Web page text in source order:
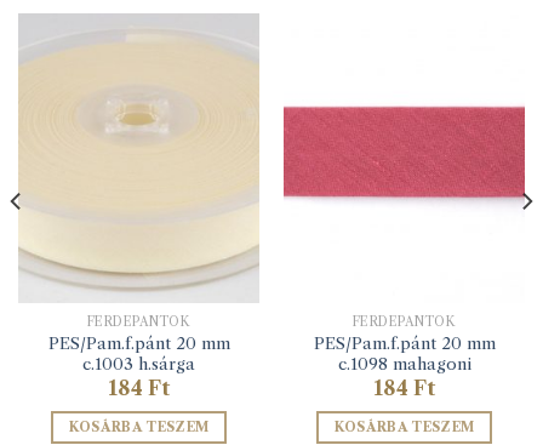
FERDEPÁNTOK
PES/Pam.f.pánt 20 mm
c.1003 h.sárga
184 Ft
KOSÁRBA TESZEM
FERDEPÁNTOK
PES/Pam.f.pánt 20 mm
c.1098 mahagoni
184 Ft
KOSÁRBA TESZEM